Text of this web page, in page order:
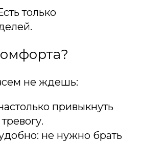
только
не ждешь:
привыкнуть
не нужно брать